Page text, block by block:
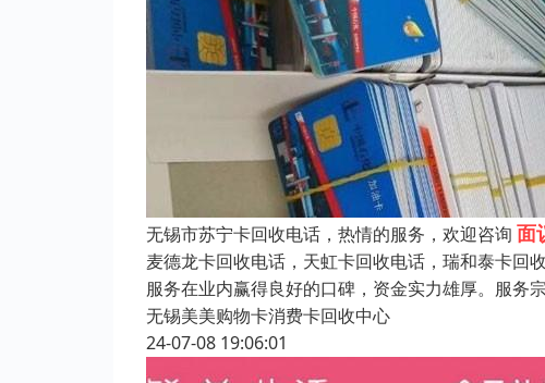
无锡市苏宁卡回收电话，热情的服务，欢迎咨询 面
麦德龙卡回收电话，天虹卡回收电话，瑞和泰卡回
服务在业内赢得良好的口碑，资金实力雄厚。服务
无锡美美购物卡消费卡回收中心
24-07-08 19:06:01